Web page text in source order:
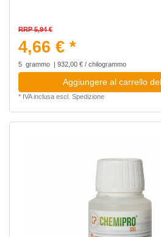
RRP 5,94 €
4,66 € *
5 grammo | 932,00 € / chilogrammo
Aggiungere al carrello
* IVA inclusaescl. Spedizione